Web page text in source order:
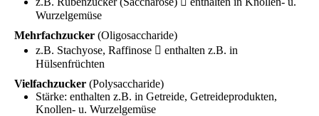
Wurzelgemüse
Mehrfachzucker (Oligosaccharide)
z.B. Stachyose, Raffinose  enthalten z.B. in
Hülsenfrüchten
Vielfachzucker (Polysaccharide)
Stärke: enthalten z.B. in Getreide, Getreideprodukten,
Knollen- u. Wurzelgemüse